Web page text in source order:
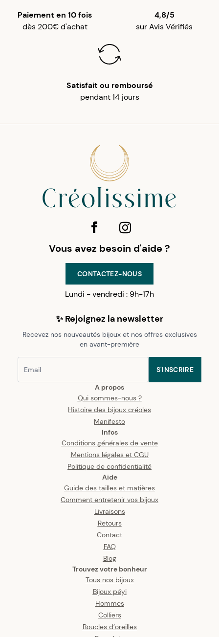
Paiement en 10 fois
dès 200€ d'achat
4,8/5
sur Avis Vérifiés
Satisfait ou remboursé
pendant 14 jours
A propos
Qui sommes-nous ?
Histoire des bijoux créoles
Manifesto
Infos
Conditions générales de vente
Mentions légales et CGU
Politique de confidentialité
Aide
Guide des tailles et matières
Comment entretenir vos bijoux
Livraisons
Retours
Contact
FAQ
Blog
Trouvez votre bonheur
Tous nos bijoux
Bijoux péyi
Hommes
Colliers
Boucles d’oreilles
Vous avez besoin d'aide ?
CONTACTEZ-NOUS
Lundi - vendredi : 9h-17h
✨ Rejoignez la newsletter
Recevez nos nouveautés bijoux et nos offres exclusives
en avant-première
S'INSCRIRE